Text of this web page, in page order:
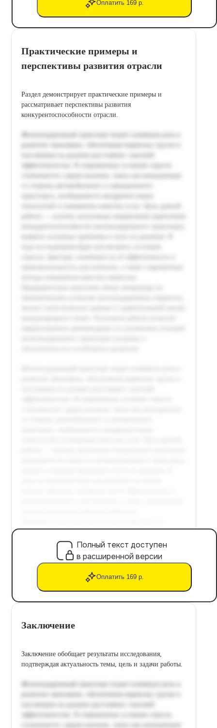
Оплатить 169 р.
Практические примеры и
перспективы развития отрасли
Раздел демонстрирует практические примеры и
рассматривает перспективы развития
конкурентоспособности отрасли.
Полный текст доступен
в расширенной версии
Оплатить 169 р.
Заключение
Заключение обобщает результаты исследования,
подтверждая актуальность темы, цель и задачи работы.